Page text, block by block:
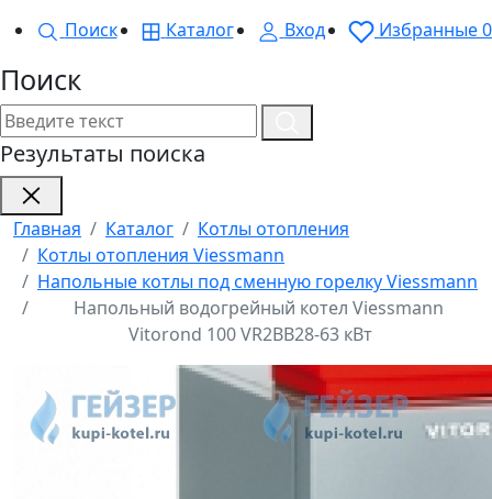
Поиск
Каталог Вход Избранные0
Поиск
Результаты поиска
Главная Каталог
Котлы отопления
Котлы отопления Viessmann
Напольные котлы под сменную горелку Viessmann
Напольный водогрейный котел Viessmann
Vitorond 100 VR2BB28-63 кВт